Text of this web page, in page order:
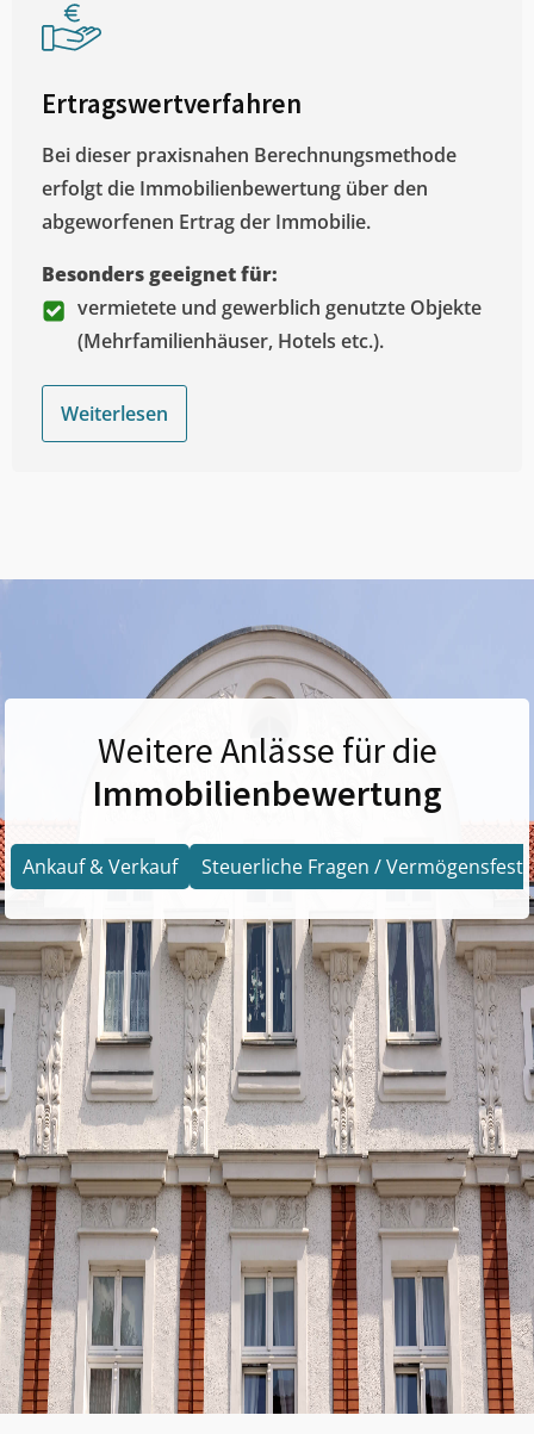
Ertragswertverfahren
Bei dieser praxisnahen Berechnungsmethode
erfolgt die Immobilienbewertung über den
abgeworfenen Ertrag der Immobilie.
Besonders geeignet für:
vermietete und gewerblich genutzte Objekte
(Mehrfamilienhäuser, Hotels etc.).
Weiterlesen
Weitere Anlässe für die
Immobilienbewertung
Ankauf & Verkauf Steuerliche Fragen /